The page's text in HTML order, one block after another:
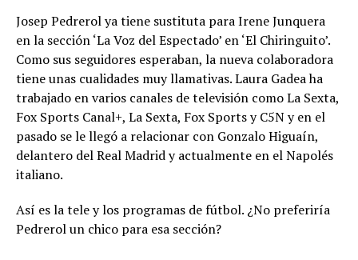
Josep Pedrerol ya tiene sustituta para Irene Junquera
en la sección ‘La Voz del Espectado’ en ‘El Chiringuito’.
Como sus seguidores esperaban, la nueva colaboradora
tiene unas cualidades muy llamativas. Laura Gadea ha
trabajado en varios canales de televisión como La Sexta,
Fox Sports Canal+, La Sexta, Fox Sports y C5N y en el
pasado se le llegó a relacionar con Gonzalo Higuaín,
delantero del Real Madrid y actualmente en el Napolés
italiano.
Así es la tele y los programas de fútbol. ¿No preferiría
Pedrerol un chico para esa sección?